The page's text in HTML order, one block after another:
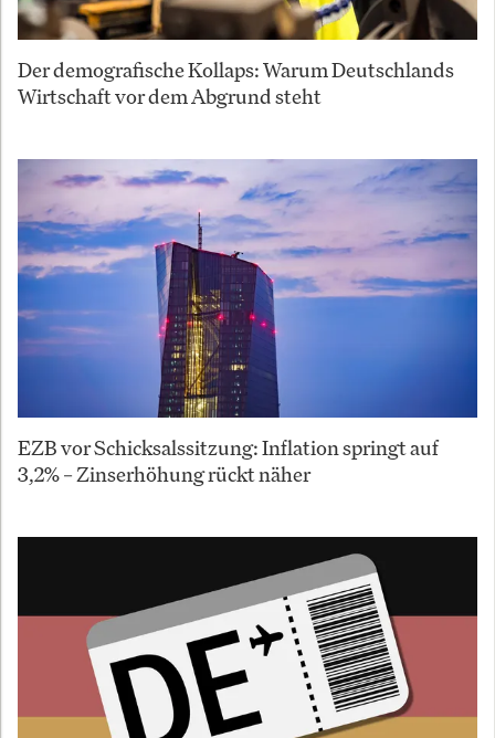
Der demografische Kollaps: Warum Deutschlands
Wirtschaft vor dem Abgrund steht
EZB vor Schicksalssitzung: Inflation springt auf
3,2% – Zinserhöhung rückt näher